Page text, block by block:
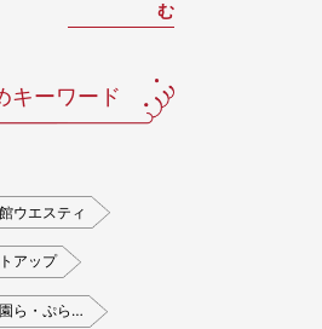
む
キーワード
ウエスティ
アップ
ら・ぷら…